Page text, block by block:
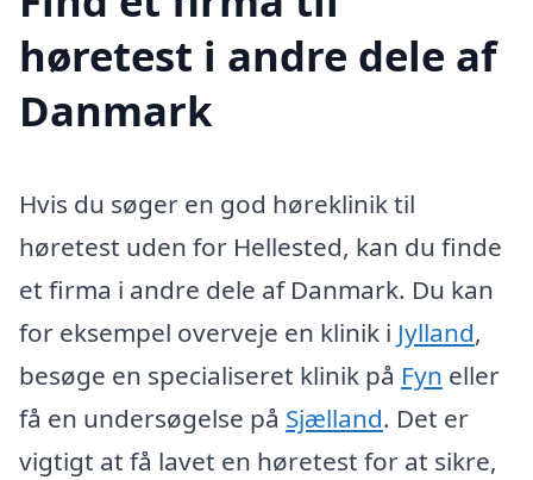
høretest i andre dele af
Danmark
Hvis du søger en god høreklinik til
høretest uden for Hellested, kan du finde
et firma i andre dele af Danmark. Du kan
for eksempel overveje en klinik i Jylland,
besøge en specialiseret klinik på Fyn eller
få en undersøgelse på Sjælland. Det er
vigtigt at få lavet en høretest for at sikre,